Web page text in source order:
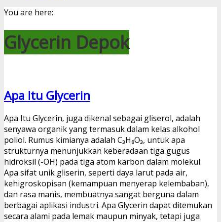
You are here:
Glycerin Depok
Apa Itu Glycerin
Apa Itu Glycerin, juga dikenal sebagai gliserol, adalah
senyawa organik yang termasuk dalam kelas alkohol
poliol. Rumus kimianya adalah C₃H₈O₃, untuk apa
strukturnya menunjukkan keberadaan tiga gugus
hidroksil (-OH) pada tiga atom karbon dalam molekul.
Apa sifat unik gliserin, seperti daya larut pada air,
kehigroskopisan (kemampuan menyerap kelembaban),
dan rasa manis, membuatnya sangat berguna dalam
berbagai aplikasi industri. Apa Glycerin dapat ditemukan
secara alami pada lemak maupun minyak, tetapi juga